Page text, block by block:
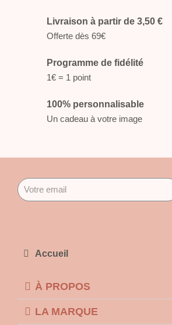
Livraison à partir de 3,50 €
Offerte dès 69€
Programme de fidélité
1€ = 1 point
100% personnalisable
Un cadeau à votre image
Accueil
À PROPOS
LA MARQUE